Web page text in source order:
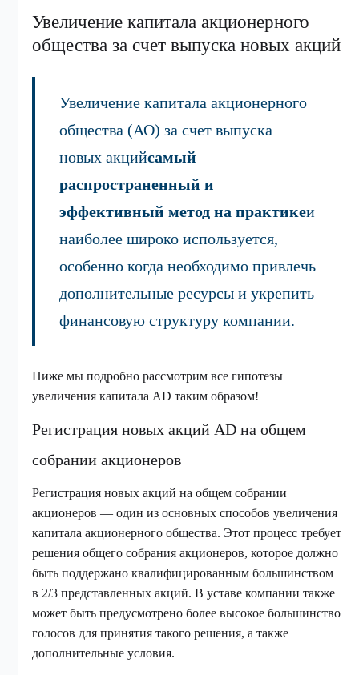
Увеличение капитала акционерного
общества за счет выпуска новых акций
Увеличение капитала акционерного
общества (АО) за счет выпуска
новых акцийсамый
распространенный и
эффективный метод на практикеи
наиболее широко используется,
особенно когда необходимо привлечь
дополнительные ресурсы и укрепить
финансовую структуру компании.
Ниже мы подробно рассмотрим все гипотезы
увеличения капитала AD таким образом!
Регистрация новых акций AD на общем
собрании акционеров
Регистрация новых акций на общем собрании
акционеров — один из основных способов увеличения
капитала акционерного общества. Этот процесс требует
решения общего собрания акционеров, которое должно
быть поддержано квалифицированным большинством
в 2/3 представленных акций. В уставе компании также
может быть предусмотрено более высокое большинство
голосов для принятия такого решения, а также
дополнительные условия.